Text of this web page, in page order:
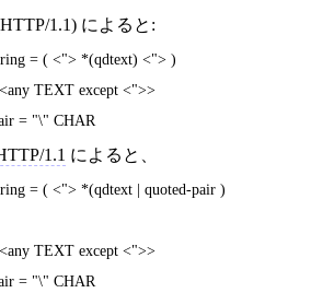
1.1) によると:
quoted-string = ( <"> *(qdtext) <"> )
= <any TEXT except <">>
quoted-pair = "\" CHAR
1.1 によると、
pair )
= <any TEXT except <">>
quoted-pair = "\" CHAR